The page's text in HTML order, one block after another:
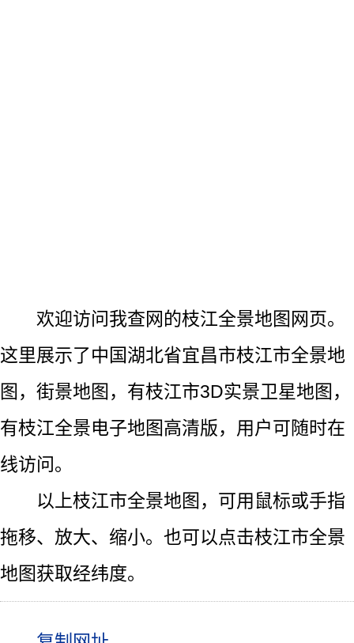
欢迎访问我查网的枝江全景地图网页。
这里展示了中国湖北省宜昌市枝江市全景地
图，街景地图，有枝江市3D实景卫星地图，
有枝江全景电子地图高清版，用户可随时在
线访问。
以上枝江市全景地图，可用鼠标或手指
拖移、放大、缩小。也可以点击枝江市全景
地图获取经纬度。